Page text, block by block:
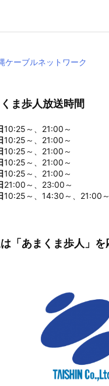
ま歩人放送時間
10:25～、21:00～
10:25～、21:00～
10:25～、21:00～
10:25～、21:00～
10:25～、21:00～
21:00～、23:00～
10:25～、14:30～、21:00～
「あまくま歩人」を